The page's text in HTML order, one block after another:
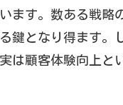
ます。数ある戦略
鍵となり得ます。
は顧客体験向上と